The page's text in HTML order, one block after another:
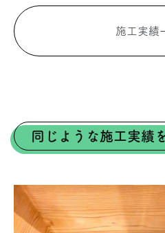
施工実績
同じような施工実績